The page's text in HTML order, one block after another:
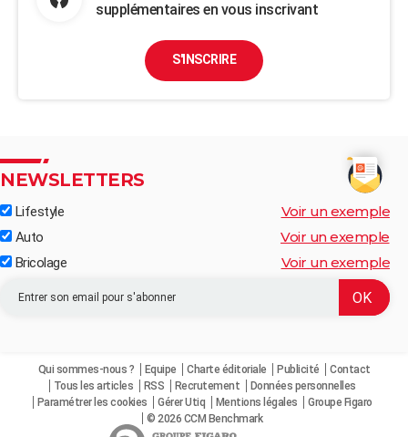
supplémentaires en vous inscrivant
S'INSCRIRE
NEWSLETTERS
Lifestyle Voir un exemple
Auto Voir un exemple
Bricolage Voir un exemple
Qui sommes-nous ? Equipe Charte éditoriale Publicité
Contact
Tous les articles
RSS Recrutement
Données personnelles
Paramétrer les cookies
Gérer Utiq Mentions légales
Groupe Figaro
© 2026 CCM Benchmark